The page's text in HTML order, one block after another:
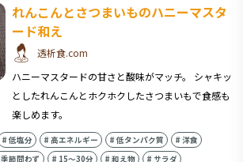
れんこんとさつまいものハニーマスタ
ード和え
透析食.com
ハニーマスタードの甘さと酸味がマッチ。 シャキッ
としたれんこんとホクホクしたさつまいもで食感も
楽しめます。
#低塩分 #高エネルギー #低タンパク質 #洋食
季節問わず # 15〜30分 #和え物 # サラダ